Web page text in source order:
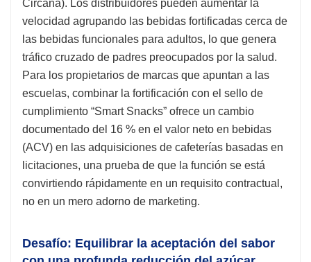
Circana). Los distribuidores pueden aumentar la
velocidad agrupando las bebidas fortificadas cerca de
las bebidas funcionales para adultos, lo que genera
tráfico cruzado de padres preocupados por la salud.
Para los propietarios de marcas que apuntan a las
escuelas, combinar la fortificación con el sello de
cumplimiento “Smart Snacks” ofrece un cambio
documentado del 16 % en el valor neto en bebidas
(ACV) en las adquisiciones de cafeterías basadas en
licitaciones, una prueba de que la función se está
convirtiendo rápidamente en un requisito contractual,
no en un mero adorno de marketing.
Desafío: Equilibrar la aceptación del sabor